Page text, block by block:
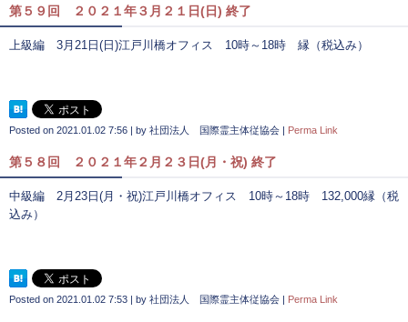
第５９回 ２０２１年３月２１日(日) 終了
上級編 3月21日(日)江戸川橋オフィス 10時～18時 縁（税込み）
Posted on 2021.01.02 7:56 | by 社団法人 国際霊主体従協会 | Perma Link
第５８回 ２０２１年２月２３日(月・祝) 終了
中級編 2月23日(月・祝)江戸川橋オフィス 10時～18時 132,000縁（税
込み）
Posted on 2021.01.02 7:53 | by 社団法人 国際霊主体従協会 | Perma Link